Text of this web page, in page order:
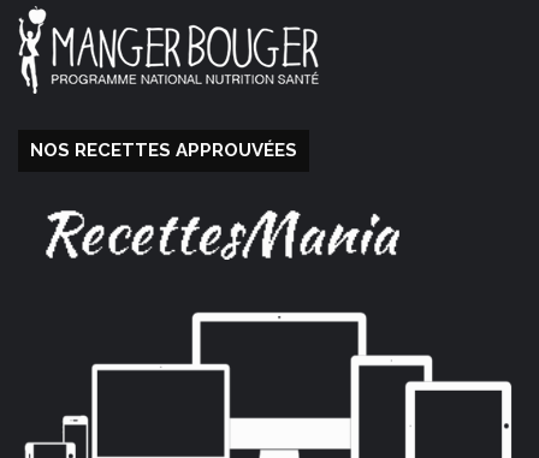
NOS RECETTES APPROUVÉES